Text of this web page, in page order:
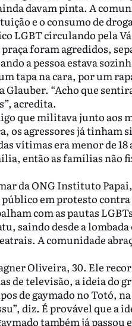
davam pinta. A
e o consumo de
LGBT circulando pela
foram agredidos,
a pessoa estava
tapa na cara, por um
Glauber. “Acho que
acredita.
que militava junto
os agressores já tinham
vítimas era menor de
então as famílias não
da ONG Instituto
em protesto contra
com as pautas
saindo desde a
A comunidade
Oliveira, 30. Ele
de televisão, a ideia do
de gaymado no Totó,
diz. É provável que a
também já passou